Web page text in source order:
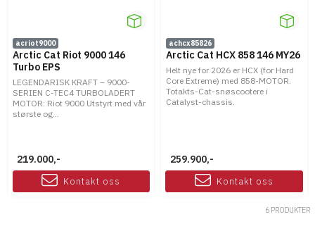
acriot9000
Arctic Cat Riot 9000 146
Turbo EPS
LEGENDARISK KRAFT – 9000-
SERIEN C-TEC4 TURBOLADERT
MOTOR: Riot 9000 Utstyrt med vår
største og...
219.000,-
Kontakt oss
achcx85826
Arctic Cat HCX 858 146 MY26
Helt nye for 2026 er HCX (for Hard
Core Extreme) med 858-MOTOR.
Totakts-Cat-snøscootere i
Catalyst-chassis.
259.900,-
Kontakt oss
6 PRODUKTER